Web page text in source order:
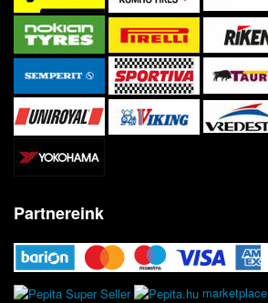
Partnereink
marketplace